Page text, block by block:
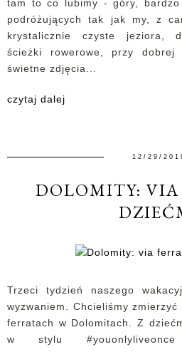
tam to co lubimy - góry,
podróżujących tak jak my, z
krystalicznie czyste jeziora,
ścieżki rowerowe, przy dobrej
świetne zdjęcia...
czytaj dalej
12/29/
DOLOMITY: VIA
Trzeci tydzień naszego
wyzwaniem. Chcieliśmy
ferratach w Dolomitach. Z
w stylu